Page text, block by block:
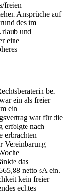
freien
Ansprüche auf
des im
und
eine
bei
ein als freier
ein
war für die
erfolgte nach
erbrachten
Vereinbarung
das
netto sA ein.
kein freier
echtes